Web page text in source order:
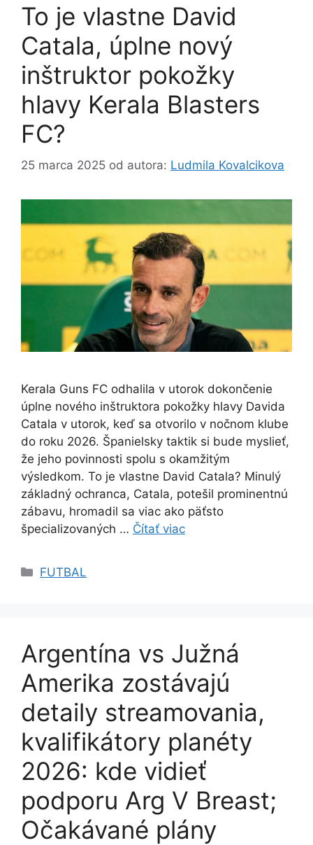
To je vlastne David
Catala, úplne nový
inštruktor pokožky
hlavy Kerala Blasters
FC?
25 marca 2025 od autora: Ludmila Kovalcikova
Kerala Guns FC odhalila v utorok dokončenie
úplne nového inštruktora pokožky hlavy Davida
Catala v utorok, keď sa otvorilo v nočnom klube
do roku 2026. Španielsky taktik si bude myslieť,
že jeho povinnosti spolu s okamžitým
výsledkom. To je vlastne David Catala? Minulý
základný ochranca, Catala, potešil prominentnú
zábavu, hromadil sa viac ako päťsto
špecializovaných … Čítať viac
Kategórie
FUTBAL
Argentína vs Južná
Amerika zostávajú
detaily streamovania,
kvalifikátory planéty
2026: kde vidieť
podporu Arg V Breast;
Očakávané plány